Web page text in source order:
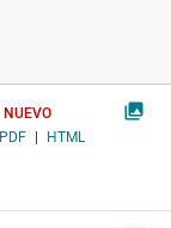
NUEVO
PDF HTML